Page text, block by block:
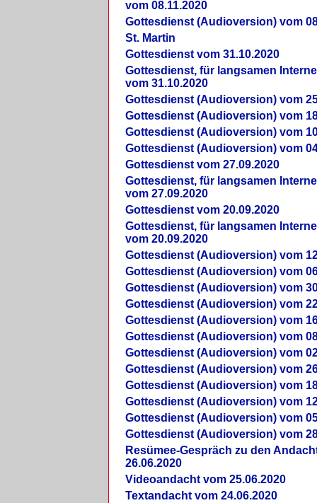
vom 08.11.2020
Gottesdienst (Audioversion) vom
St. Martin
Gottesdienst vom 31.10.2020
Gottesdienst, für langsamen
vom 31.10.2020
Gottesdienst (Audioversion) vom
Gottesdienst (Audioversion) vom
Gottesdienst (Audioversion) vom
Gottesdienst (Audioversion) vom
Gottesdienst vom 27.09.2020
Gottesdienst, für langsamen
vom 27.09.2020
Gottesdienst vom 20.09.2020
Gottesdienst, für langsamen
vom 20.09.2020
Gottesdienst (Audioversion) vom
Gottesdienst (Audioversion) vom
Gottesdienst (Audioversion) vom
Gottesdienst (Audioversion) vom
Gottesdienst (Audioversion) vom
Gottesdienst (Audioversion) vom
Gottesdienst (Audioversion) vom
Gottesdienst (Audioversion) vom
Gottesdienst (Audioversion) vom
Gottesdienst (Audioversion) vom
Gottesdienst (Audioversion) vom
Gottesdienst (Audioversion) vom
Re­sü­mee-Gespräch zu den
26.06.2020
Videoandacht vom 25.06.2020
Textandacht vom 24.06.2020